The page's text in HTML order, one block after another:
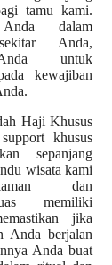
tamu kami.
dalam
Anda,
untuk
kewajiban
Haji Khusus
khusus
sepanjang
wisata kami
dan
memiliki
jika
Anda berjalan
Anda buat